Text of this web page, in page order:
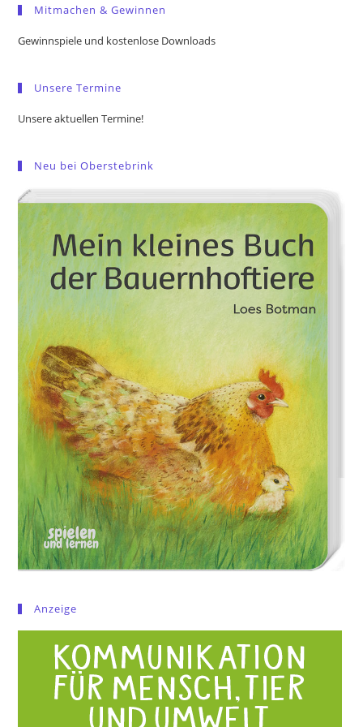
Mitmachen & Gewinnen
Gewinnspiele und kostenlose Downloads
Unsere Termine
Unsere aktuellen Termine!
Neu bei Oberstebrink
Anzeige